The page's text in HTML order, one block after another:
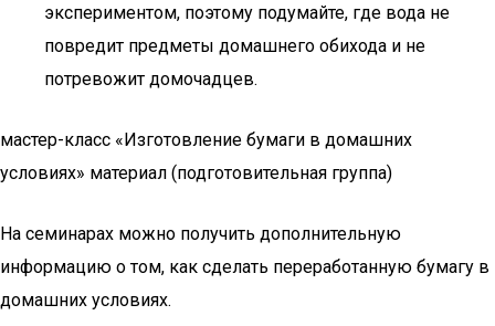
экспериментом, поэтому подумайте, где вода не
повредит предметы домашнего обихода и не
потревожит домочадцев.
мастер-класс «Изготовление бумаги в домашних
условиях» материал (подготовительная группа)
На семинарах можно получить дополнительную
информацию о том, как сделать переработанную бумагу в
домашних условиях.